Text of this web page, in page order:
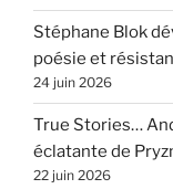
Stéphane Blok
poésie et
24 juin 2026
True Stories…
éclatante de
22 juin 2026